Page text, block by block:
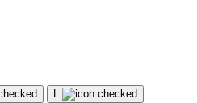
L